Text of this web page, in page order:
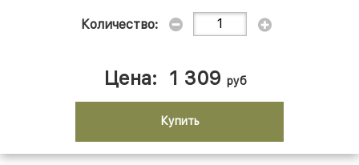
Количество:
Цена: 1 309 руб
Купить